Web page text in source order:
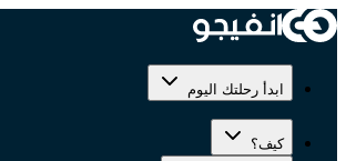
ابدأ رحلتك اليوم
كيف؟